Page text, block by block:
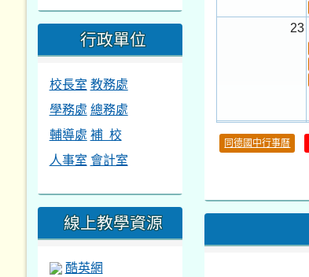
23
30
本週_健康檢查週
本週_新書展
第一週
同德國中行事曆
行政單位
校長室 教務處
學務處 總務處
輔導處 補 校
人事室 會計室
線上教學資源
酷英網